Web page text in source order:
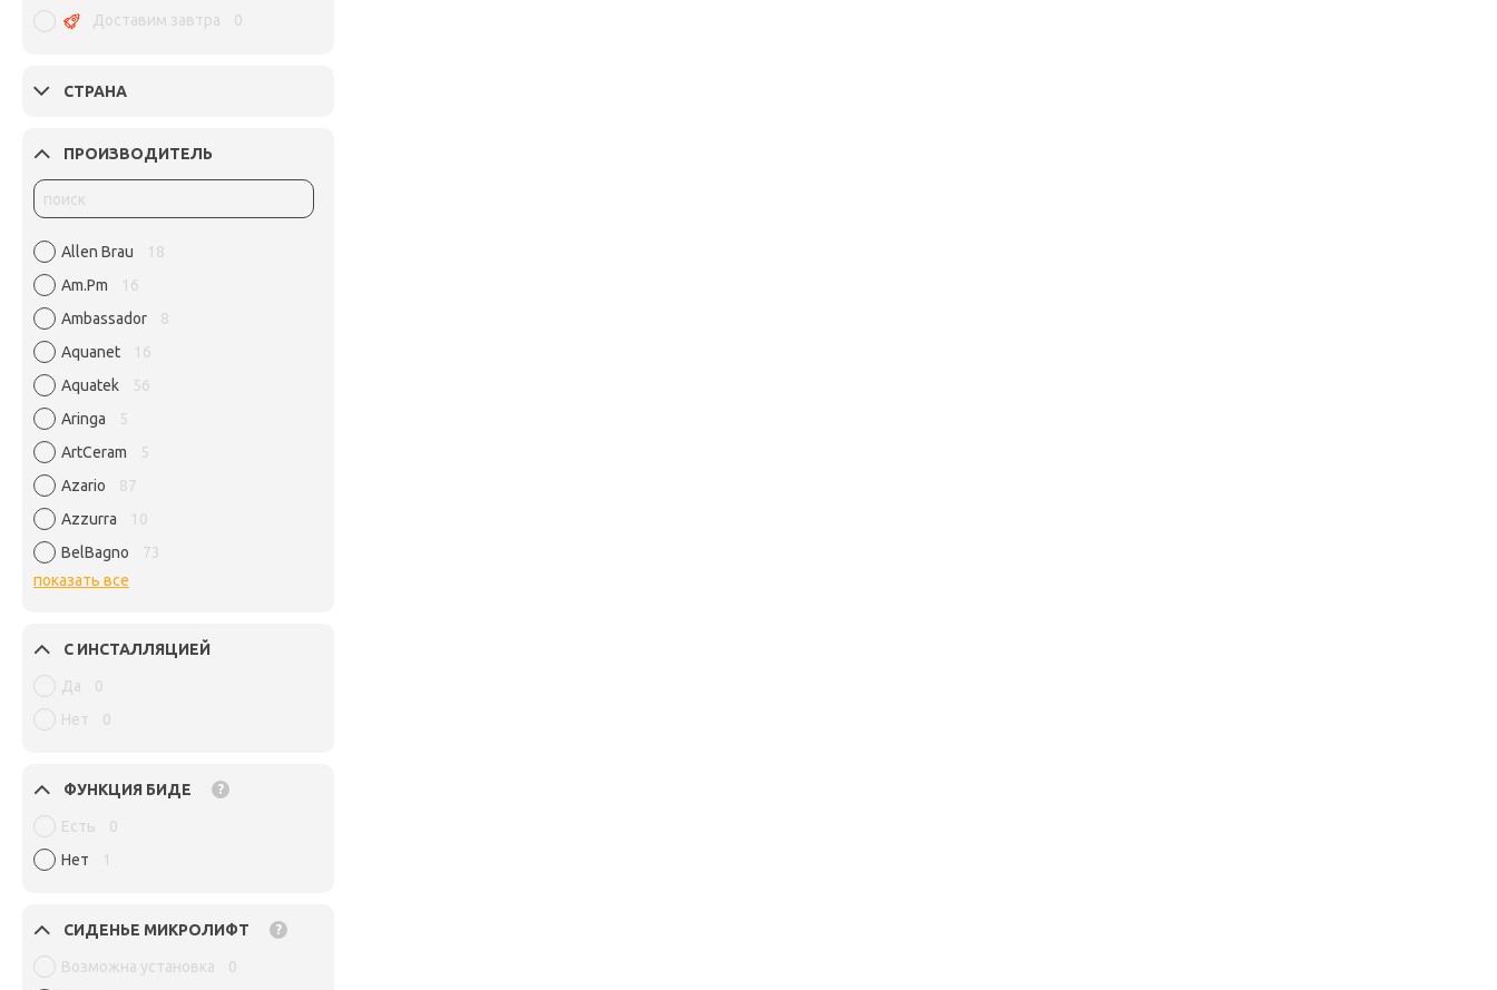
Доставим завтра
0
СТРАНА
ПРОИЗВОДИТЕЛЬ
Allen Brau
18
Am.Pm
16
Ambassador
8
Aquanet
16
Aquatek
56
Aringa
5
ArtCeram
5
Azario
87
Azzurra
10
BelBagno
73
показать все
С ИНСТАЛЛЯЦИЕЙ
Да
0
Нет
0
ФУНКЦИЯ БИДЕ ?
Есть
0
Нет
1
СИДЕНЬЕ МИКРОЛИФТ ?
Возможна установка
0